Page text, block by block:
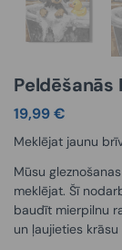
Peldēšanās
19,99€
Meklējat jaunu
Mūsu
meklējat. Šī
baudīt mierpilnu
un ļaujieties